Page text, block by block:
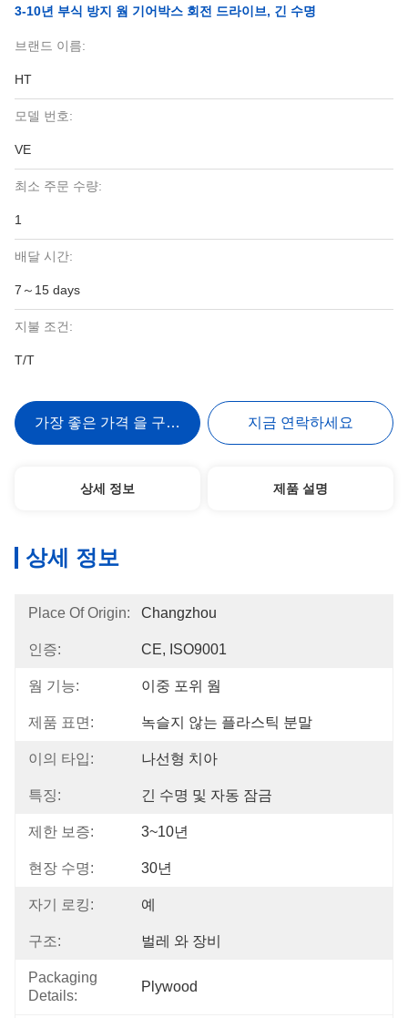
3-10년 부식 방지 웜 기어박스 회전 드라이브, 긴 수명
브랜드 이름:
HT
모델 번호:
VE
최소 주문 수량:
1
배달 시간:
7～15 days
지불 조건:
T/T
가장 좋은 가격 을 구하라 지금 연락하세요
상세 정보 제품 설명
상세 정보
Place Of Origin: Changzhou
인증: CE, ISO9001
웜 기능: 이중 포위 웜
제품 표면: 녹슬지 않는 플라스틱 분말
이의 타입: 나선형 치아
특징: 긴 수명 및 자동 잠금
제한 보증: 3~10년
현장 수명: 30년
자기 로킹: 예
구조: 벌레 와 장비
Packaging
Details:
Plywood